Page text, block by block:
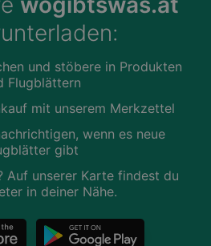
und stöbere in Produkten
Flugblättern
mit unserem Merkzettel
wenn es neue
gibt
Auf unserer Karte findest du
in deiner Nähe.